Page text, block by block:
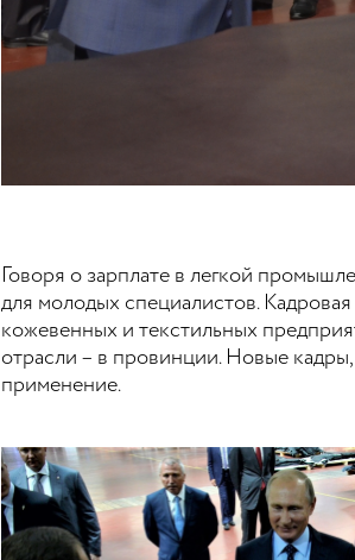
Говоря о зарплате в легкой
для молодых специалистов.
кожевенных и текстильных
отрасли – в провинции. Новые кадры,
применение.